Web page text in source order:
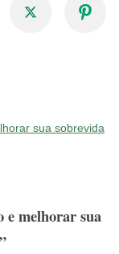
sua sobrevida
e melhorar sua